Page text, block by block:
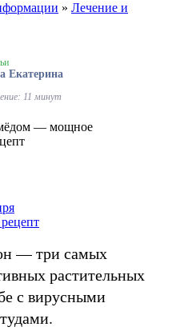
» Лечение и
Екатерина
11 минут
— три самых
растительных
с вирусными